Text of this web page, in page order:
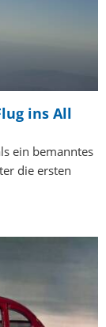
ins All
ein bemanntes
die ersten